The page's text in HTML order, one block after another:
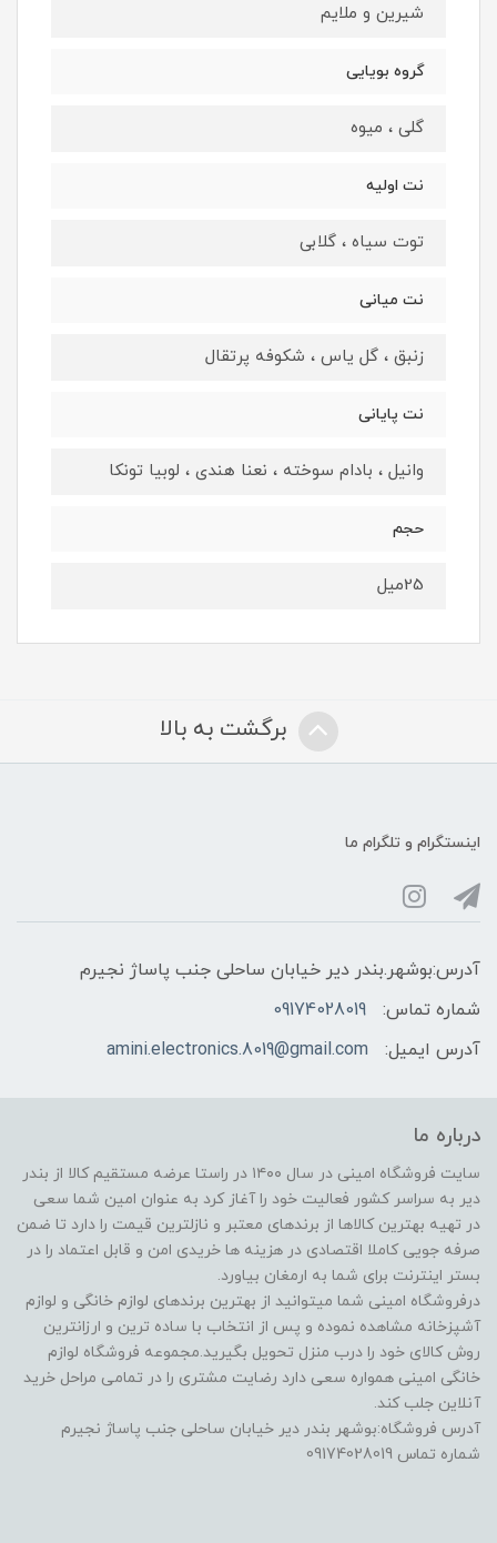
شیرین و ملایم
گروه بویایی
گلی ، میوه
نت اولیه
توت سیاه ، گلابی
نت میانی
زنبق ، گل یاس ، شکوفه پرتقال
نت پایانی
وانیل ، بادام سوخته ، نعنا هندی ، لوبیا تونکا
حجم
25میل
برگشت به بالا
اینستگرام و تلگرام ما
آدرس:بوشهر.بندر دیر خیابان ساحلی جنب پاساژ نجیرم
شماره تماس:
09174028019
آدرس ایمیل:
amini.electronics.8019@gmail.com
درباره ما
سایت فروشگاه امینی در سال ۱۴۰۰ در راستا عرضه مستقیم کالا از بندر
دیر به سراسر کشور فعالیت خود را آغاز کرد به عنوان امین شما سعی
در تهیه بهترین کالاها از برندهای معتبر و نازلترین قیمت را دارد تا ضمن
صرفه جویی کاملا اقتصادی در هزینه ها خریدی امن و قابل اعتماد را در
بستر اینترنت برای شما به ارمغان بیاورد.
درفروشگاه امینی شما میتوانید از بهترین برندهای لوازم خانگی و لوازم
آشپزخانه مشاهده نموده و پس از انتخاب با ساده ترین و ارزانترین
روش کالای خود را درب منزل تحویل بگیرید.مجموعه فروشگاه لوازم
خانگی امینی همواره سعی دارد رضایت مشتری را در تمامی مراحل خرید
آنلاین جلب کند.
آدرس فروشگاه:بوشهر بندر دیر خیابان ساحلی جنب پاساژ نجیرم
شماره تماس 09174028019